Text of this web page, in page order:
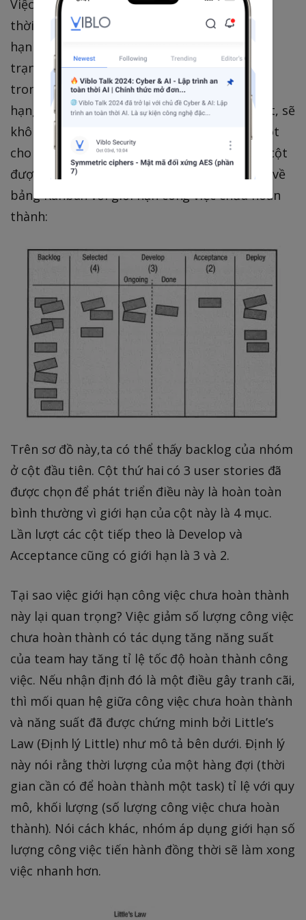
Việc giới hạn lượng công việc tiến hành đồng
thời về cơ bản, khái niệm này có nghĩa là giới
hạn số lượng hạng mục cho phép trong một
trạng thái (state) của quá trình được nêu ra
trong các cột của bảng Kanban. Khi số lượng
hạng mục đã đạt giới hạn được nêu ở đầu cột, sẽ
không có hạng mục mới nào được cho vào cột
cho đến khi một hạng mục đang nằm trong cột
được chuyển sang cột khác. Đây là một ví dụ về
bảng Kanban với giới hạn công việc chưa hoàn
thành:
Trên sơ đồ này,ta có thể thấy backlog của nhóm
ở cột đầu tiên. Cột thứ hai có 3 user stories đã
được chọn để phát triển điều này là hoàn toàn
bình thường vì giới hạn của cột này là 4 mục.
Lần lượt các cột tiếp theo là Develop và
Acceptance cũng có giới hạn là 3 và 2.
Tại sao việc giới hạn công việc chưa hoàn thành
này lại quan trọng? Việc giảm số lượng công việc
chưa hoàn thành có tác dụng tăng năng suất
của team hay tăng tỉ lệ tốc độ hoàn thành công
việc. Nếu nhận định đó là một điều gây tranh cãi,
thì mối quan hệ giữa công việc chưa hoàn thành
và năng suất đã được chứng minh bởi Little’s
Law (Định lý Little) như mô tả bên dưới. Định lý
này nói rằng thời lượng của một hàng đợi (thời
gian cần có để hoàn thành một task) tỉ lệ với quy
mô, khối lượng (số lượng công việc chưa hoàn
thành). Nói cách khác, nhóm áp dụng giới hạn số
lượng công việc tiến hành đồng thời sẽ làm xong
việc nhanh hơn.